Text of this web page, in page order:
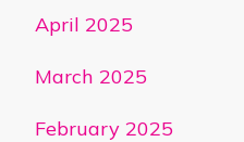
April 2025
March 2025
February 2025